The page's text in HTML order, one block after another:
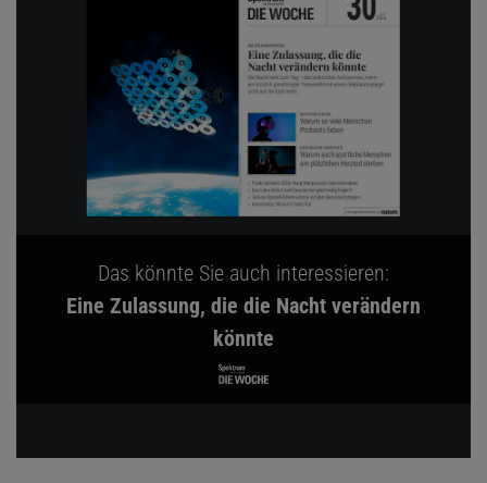
Das könnte Sie auch interessieren:
Eine Zulassung, die die Nacht verändern
könnte